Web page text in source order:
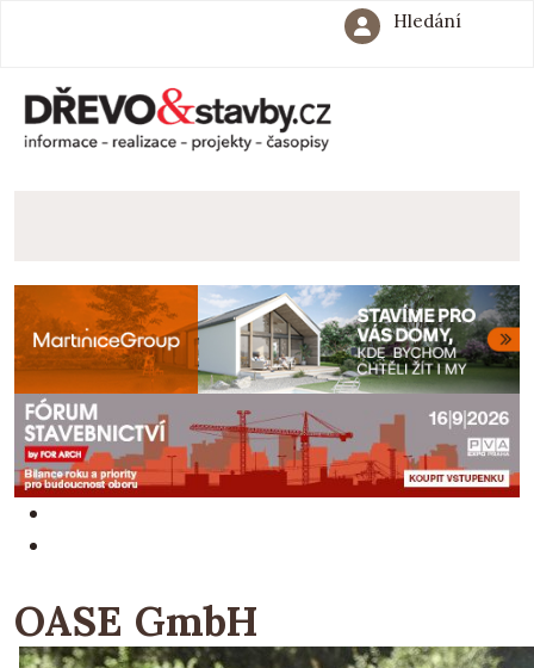
Hledání
OASE GmbH